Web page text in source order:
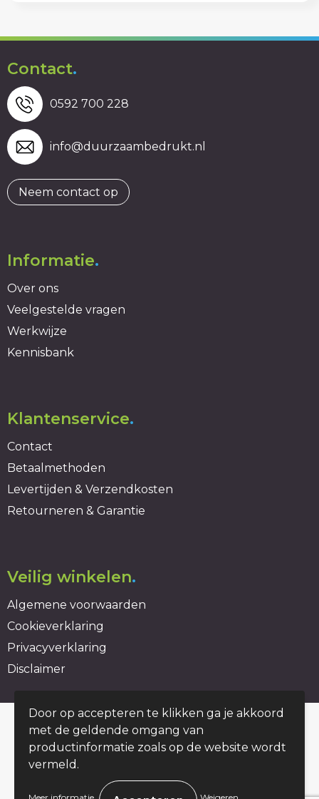
Contact.
0592 700 228
info@duurzaambedrukt.nl
Neem contact op
Informatie.
Over ons
Veelgestelde vragen
Werkwijze
Kennisbank
Klantenservice.
Contact
Betaalmethoden
Levertijden & Verzendkosten
Retourneren & Garantie
Veilig winkelen.
Algemene voorwaarden
Cookieverklaring
Privacyverklaring
Disclaimer
© Copyright duurzaambedrukt.nl 2026
Door op accepteren te klikken ga je akkoord
met de geldende omgang van
productinformatie zoals op de website wordt
vermeld.
Meer informatie Weigeren